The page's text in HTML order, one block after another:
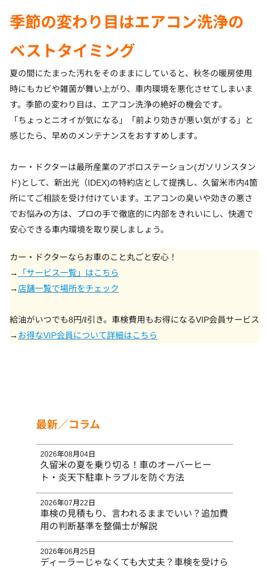
季節の変わり目はエアコン洗浄の
ベストタイミング
夏の間にたまった汚れをそのままにしていると、秋冬の暖房使用
時にもカビや雑菌が舞い上がり、車内環境を悪化させてしまいま
す。季節の変わり目は、エアコン洗浄の絶好の機会です。
「ちょっとニオイが気になる」「前より効きが悪い気がする」と
感じたら、早めのメンテナンスをおすすめします。
カー・ドクターは最所産業のアポロステーション(ガソリンスタン
ド)として、新出光（IDEX)の特約店として提携し、久留米市内4箇
所にてご相談を受け付けています。エアコンの臭いや効きの悪さ
でお悩みの方は、プロの手で徹底的に内部をきれいにし、快適で
安心できる車内環境を取り戻しましょう。
カー・ドクターならお車のこと丸ごと安心！
→
「サービス一覧」はこちら
→ 店舗一覧で場所をチェック
給油がいつでも8円/ℓ引き。車検費用もお得になるVIP会員サービス
→ お得なVIP会員について詳細はこちら
最新／コラム
久留米の夏を乗り切る！車のオーバーヒー
ト・炎天下駐車トラブルを防ぐ方法
2026年08月04日
車検の見積もり、言われるままでいい？追加費
用の判断基準を整備士が解説
2026年07月22日
ディーラーじゃなくても大丈夫？車検を受けら
2026年06月25日